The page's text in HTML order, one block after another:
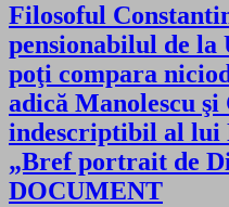
Filosoful
pensionabilul de la
poţi compara
adică Manolescu
indescriptibil al lui
„Bref portrait de
DOCUMENT